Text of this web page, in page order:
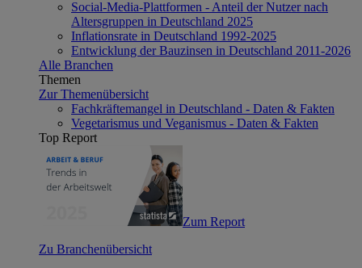
Social-Media-Plattformen - Anteil der Nutzer nach
Altersgruppen in Deutschland 2025
Inflationsrate in Deutschland 1992-2025
Entwicklung der Bauzinsen in Deutschland 2011-2026
Alle Branchen
Themen
Zur Themenübersicht
Fachkräftemangel in Deutschland - Daten & Fakten
Vegetarismus und Veganismus - Daten & Fakten
Top Report
Zum Report
Zu Branchenübersicht